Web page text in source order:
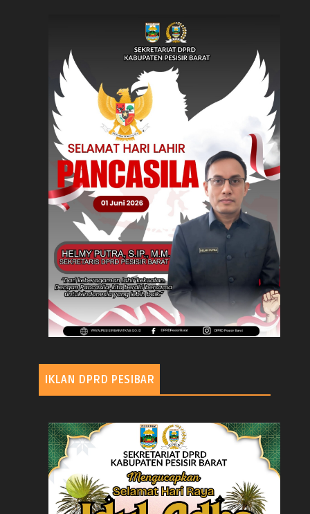
IKLAN DPRD PESIBAR